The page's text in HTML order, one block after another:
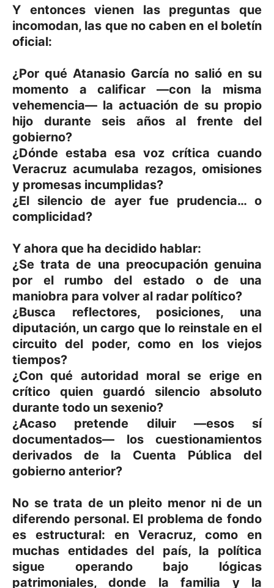
Y entonces vienen las preguntas que
incomodan, las que no caben en el boletín
oficial:
¿Por qué Atanasio García no salió en su
momento a calificar —con la misma
vehemencia— la actuación de su propio
hijo durante seis años al frente del
gobierno?
¿Dónde estaba esa voz crítica cuando
Veracruz acumulaba rezagos, omisiones
y promesas incumplidas?
¿El silencio de ayer fue prudencia… o
complicidad?
Y ahora que ha decidido hablar:
¿Se trata de una preocupación genuina
por el rumbo del estado o de una
maniobra para volver al radar político?
¿Busca reflectores, posiciones, una
diputación, un cargo que lo reinstale en el
circuito del poder, como en los viejos
tiempos?
¿Con qué autoridad moral se erige en
crítico quien guardó silencio absoluto
durante todo un sexenio?
¿Acaso pretende diluir —esos sí
documentados— los cuestionamientos
derivados de la Cuenta Pública del
gobierno anterior?
No se trata de un pleito menor ni de un
diferendo personal. El problema de fondo
es estructural: en Veracruz, como en
muchas entidades del país, la política
sigue operando bajo lógicas
patrimoniales, donde la familia y la